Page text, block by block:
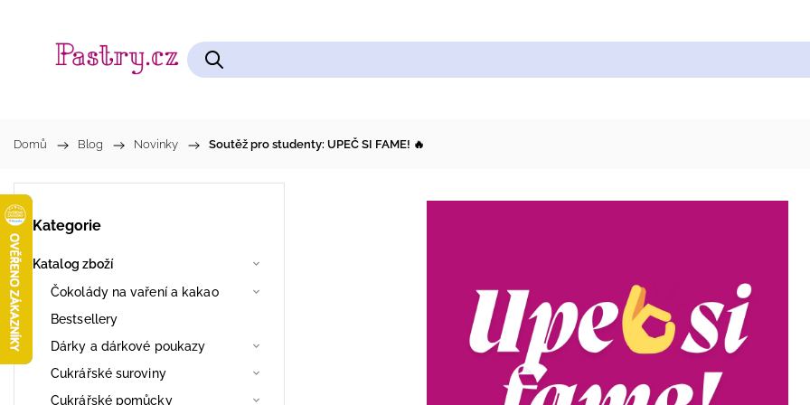
Domů / Blog / Novinky / Soutěž pro studenty: UPEČ SI FAME! 🔥
Kategorie
Katalog zboží
Čokolády na vaření a kakao
Bestsellery
Dárky a dárkové poukazy
Cukrářské suroviny
Cukrářské pomůcky